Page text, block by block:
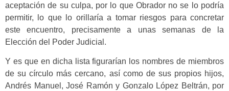
aceptación de su culpa, por lo que Obrador no se lo podría
permitir, lo que lo orillaría a tomar riesgos para concretar
este encuentro, precisamente a unas semanas de la
Elección del Poder Judicial.
Y es que en dicha lista figurarían los nombres de miembros
de su círculo más cercano, así como de sus propios hijos,
Andrés Manuel, José Ramón y Gonzalo López Beltrán, por